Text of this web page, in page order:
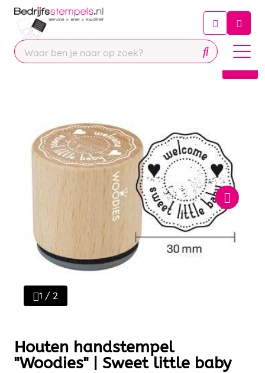
Chatbot
Chat 24/7 met onze chatbot voor
Contact
1 / 2
Houten handstempel
"Woodies" | Sweet little baby